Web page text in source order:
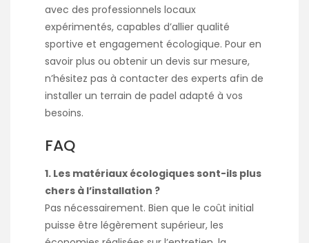
avec des professionnels locaux
expérimentés, capables d’allier qualité
sportive et engagement écologique. Pour en
savoir plus ou obtenir un devis sur mesure,
n’hésitez pas à contacter des experts afin de
installer un terrain de padel adapté à vos
besoins.
FAQ
1. Les matériaux écologiques sont-ils plus
chers à l’installation ?
Pas nécessairement. Bien que le coût initial
puisse être légèrement supérieur, les